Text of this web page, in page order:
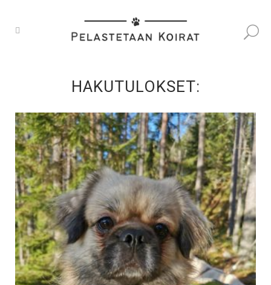
HAKUTULOKSET: